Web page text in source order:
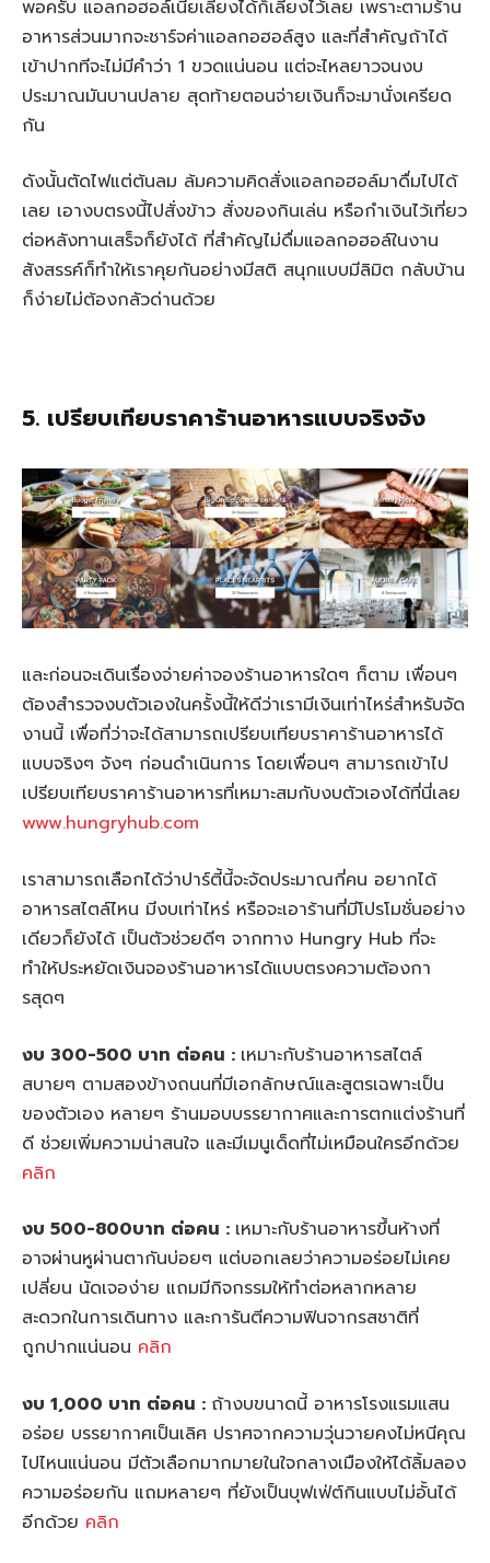
พอครับ แอลกอฮอล์เนี่ยเลี่ยงได้ก็เลี่ยงไว้เลย เพราะตามร้าน
อาหารส่วนมากจะชาร์จค่าแอลกอฮอล์สูง และที่สำคัญถ้าได้
เข้าปากทีจะไม่มีคำว่า 1 ขวดแน่นอน แต่จะไหลยาวจนงบ
ประมาณมันบานปลาย สุดท้ายตอนจ่ายเงินก็จะมานั่งเครียด
กัน
ดังนั้นตัดไฟแต่ต้นลม ล้มความคิดสั่งแอลกอฮอล์มาดื่มไปได้
เลย เอางบตรงนี้ไปสั่งข้าว สั่งของกินเล่น หรือกำเงินไว้เที่ยว
ต่อหลังทานเสร็จก็ยังได้ ที่สำคัญไม่ดื่มแอลกอฮอล์ในงาน
สังสรรค์ก็ทำให้เราคุยกันอย่างมีสติ สนุกแบบมีลิมิต กลับบ้าน
ก็ง่ายไม่ต้องกลัวด่านด้วย
5. เปรียบเทียบราคาร้านอาหารแบบจริงจัง
และก่อนจะเดินเรื่องจ่ายค่าจองร้านอาหารใดๆ ก็ตาม เพื่อนๆ
ต้องสำรวจงบตัวเองในครั้งนี้ให้ดีว่าเรามีเงินเท่าไหร่สำหรับจัด
งานนี้ เพื่อที่ว่าจะได้สามารถเปรียบเทียบราคาร้านอาหารได้
แบบจริงๆ จังๆ ก่อนดำเนินการ โดยเพื่อนๆ สามารถเข้าไป
เปรียบเทียบราคาร้านอาหารที่เหมาะสมกับงบตัวเองได้ที่นี่เลย
www.hungryhub.com
เราสามารถเลือกได้ว่าปาร์ตี้นี้จะจัดประมาณกี่คน อยากได้
อาหารสไตล์ไหน มีงบเท่าไหร่ หรือจะเอาร้านที่มีโปรโมชั่นอย่าง
เดียวก็ยังได้ เป็นตัวช่วยดีๆ จากทาง Hungry Hub ที่จะ
ทำให้ประหยัดเงินจองร้านอาหารได้แบบตรงความต้องกา
รสุดๆ
งบ 300-500 บาท ต่อคน : เหมาะกับร้านอาหารสไตล์
สบายๆ ตามสองข้างถนนที่มีเอกลักษณ์และสูตรเฉพาะเป็น
ของตัวเอง หลายๆ ร้านมอบบรรยากาศและการตกแต่งร้านที่
ดี ช่วยเพิ่มความน่าสนใจ และมีเมนูเด็ดที่ไม่เหมือนใครอีกด้วย
คลิก
งบ 500-800บาท ต่อคน : เหมาะกับร้านอาหารขึ้นห้างที่
อาจผ่านหูผ่านตากันบ่อยๆ แต่บอกเลยว่าความอร่อยไม่เคย
เปลี่ยน นัดเจอง่าย แถมมีกิจกรรมให้ทำต่อหลากหลาย
สะดวกในการเดินทาง และการันตีความฟินจากรสชาติที่
ถูกปากแน่นอน คลิก
งบ 1,000 บาท ต่อคน : ถ้างบขนาดนี้ อาหารโรงแรมแสน
อร่อย บรรยากาศเป็นเลิศ ปราศจากความวุ่นวายคงไม่หนีคุณ
ไปไหนแน่นอน มีตัวเลือกมากมายในใจกลางเมืองให้ได้ลิ้มลอง
ความอร่อยกัน แถมหลายๆ ที่ยังเป็นบุฟเฟ่ต์กินแบบไม่อั้นได้
อีกด้วย คลิก